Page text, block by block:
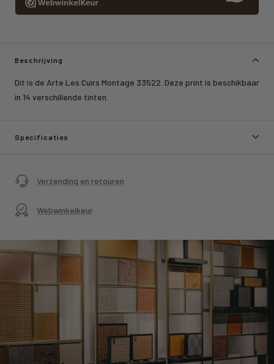
Beschrijving
Dit is de Arte Les Cuirs Montage 33522. Deze print is beschikbaar
in 14 verschillende tinten.
Specificaties
Verzending en retouren
Webwinkelkeur